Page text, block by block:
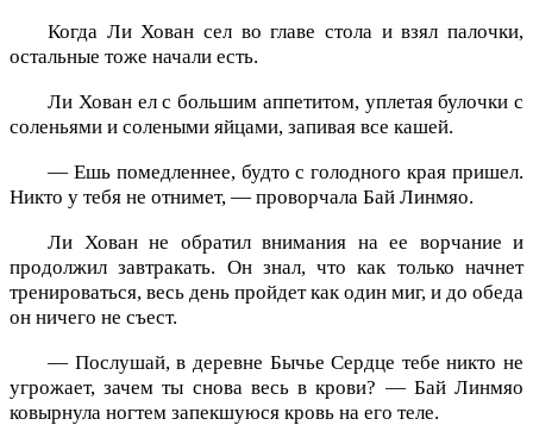
Когда Ли Хован сел во главе стола и взял палочки,
остальные тоже начали есть.
Ли Хован ел с большим аппетитом, уплетая булочки с
соленьями и солеными яйцами, запивая все кашей.
— Ешь помедленнее, будто с голодного края пришел.
Никто у тебя не отнимет, — проворчала Бай Линмяо.
Ли Хован не обратил внимания на ее ворчание и
продолжил завтракать. Он знал, что как только начнет
тренироваться, весь день пройдет как один миг, и до обеда
он ничего не съест.
— Послушай, в деревне Бычье Сердце тебе никто не
угрожает, зачем ты снова весь в крови? — Бай Линмяо
ковырнула ногтем запекшуюся кровь на его теле.